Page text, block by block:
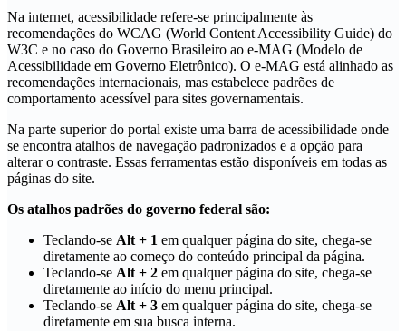
Na internet, acessibilidade refere-se principalmente às
recomendações do WCAG (World Content Accessibility Guide) do
W3C e no caso do Governo Brasileiro ao e-MAG (Modelo de
Acessibilidade em Governo Eletrônico). O e-MAG está alinhado as
recomendações internacionais, mas estabelece padrões de
comportamento acessível para sites governamentais.
Na parte superior do portal existe uma barra de acessibilidade onde
se encontra atalhos de navegação padronizados e a opção para
alterar o contraste. Essas ferramentas estão disponíveis em todas as
páginas do site.
Os atalhos padrões do governo federal são:
Teclando-se Alt + 1 em qualquer página do site, chega-se
diretamente ao começo do conteúdo principal da página.
Teclando-se Alt + 2 em qualquer página do site, chega-se
diretamente ao início do menu principal.
Teclando-se Alt + 3 em qualquer página do site, chega-se
diretamente em sua busca interna.